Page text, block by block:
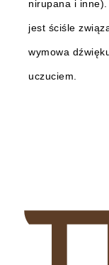
nirupana i inne).
jest ściśle
wymowa
uczuciem.